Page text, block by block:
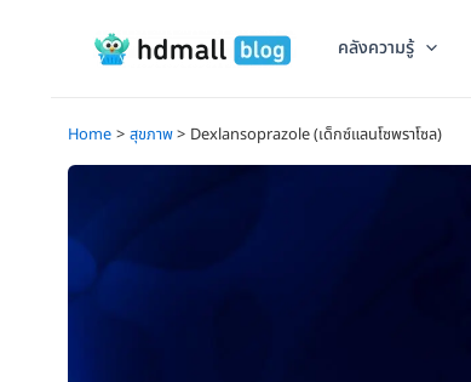
คลังความรู้
Home สุขภาพ Dexlansoprazole (เด็กซ์แลนโซพราโซล)